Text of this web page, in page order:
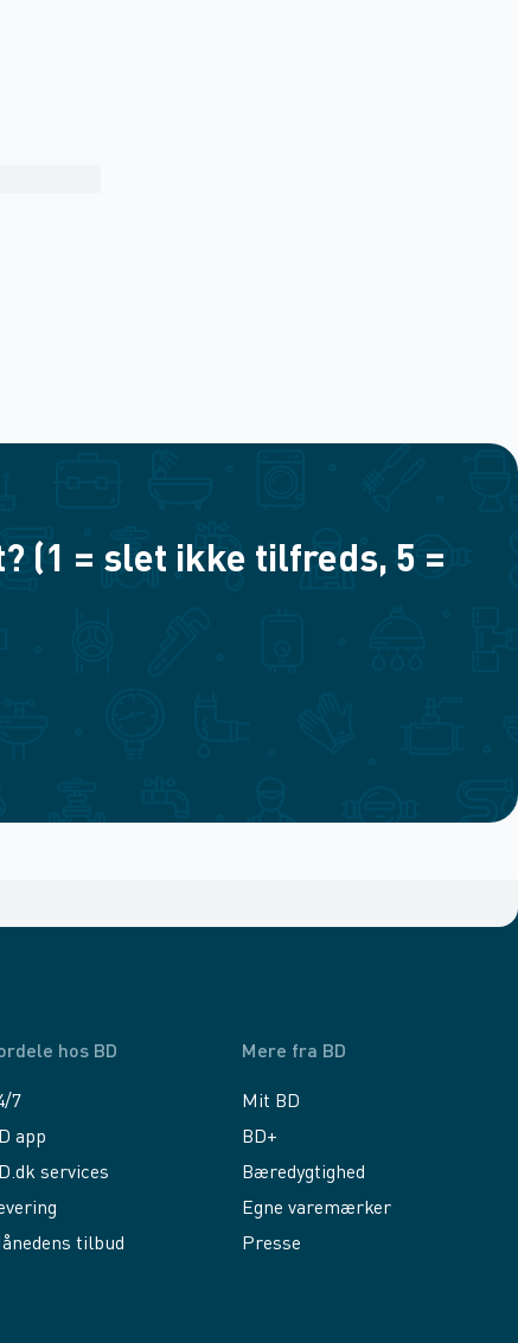
(1 = slet ikke tilfreds, 5 =
hos BD
7
app
services
tilbud
Mere fra BD
Mit BD
BD+
Bæredygtighed
Egne varemærker
Presse